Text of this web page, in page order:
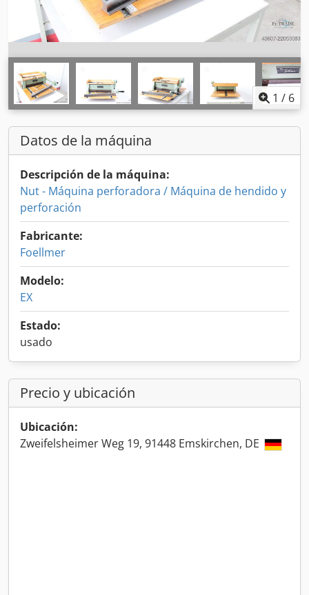
1 / 6
Datos de la máquina
Descripción de la máquina:
Nut - Máquina perforadora / Máquina de hendido y
perforación
Fabricante:
Foellmer
Modelo:
EX
Estado:
usado
Precio y ubicación
Ubicación:
Zweifelsheimer Weg 19, 91448 Emskirchen, DE